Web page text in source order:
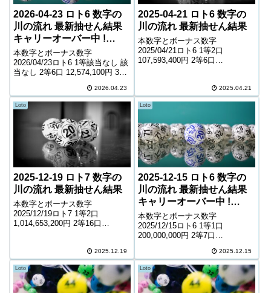
2026-04-23 ロト6 数字の
川の流れ 最新抽せん結果
キャリーオーバー中 !
493,922,051円
本数字とボーナス数字
2026/04/23ロト6 1等該当なし 該
当なし 2等6口 12,574,100円 3等
6,800円 5等190,942口 1,000円
キャリーオーバー 493,92...
2026.04.23
2025-04-21 ロト6 数字の
川の流れ 最新抽せん結果
本数字とボーナス数字
2025/04/21ロト6 1等2口
107,593,400円 2等6口
194,321口 1,000円 キャリーオー
バー ...
2025.04.21
Loto
2025-12-19 ロト7 数字の
川の流れ 最新抽せん結果
本数字とボーナス数字
2025/12/19ロト7 1等2口
1,014,653,200円 2等16口
口 1,300円 6等211,90...2025.12.19
Loto
2025-12-15 ロト6 数字の
川の流れ 最新抽せん結果
キャリーオーバー中 !
43,279,462円
本数字とボーナス数字
2025/12/15ロト6 1等1口
200,000,000円 2等7口
円 4等8,955口 9,300円 5等
147,543口 1,000円 キャリーオー
バー 4...
2025.12.15
Loto Loto